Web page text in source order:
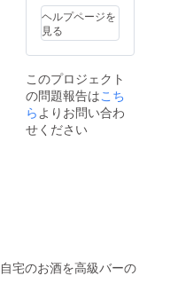
能性も
ござい
ます。
して想
定を上
回る皆
様から
入をし
て頂
き、現
在進め
ている
規販売
料につ
いて】
※郵送に
てお届
す。 商
品代金
には、
ご自宅
までの
ジェク
トを通
ヘルプページを
見る
このプロジェクト
の問題報告はこち
ら よりお問い合わ
せください
宅のお酒を高級バーの